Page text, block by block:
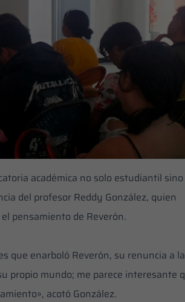
académica no solo estudiantil sino
del profesor Reddy González, quien
pensamiento de Reverón.
que enarboló Reverón, su renuncia a la
propio mundo; me parece interesante
acotó González.